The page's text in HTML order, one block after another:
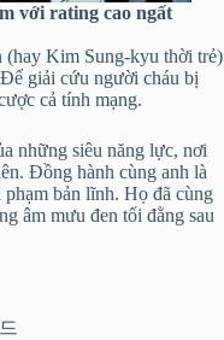
với rating cao ngất
(hay Kim Sung-kyu thời trẻ)
giải cứu người cháu bị
cả tính mạng.
những siêu năng lực, nơi
Đồng hành cùng anh là
bản lĩnh. Họ đã cùng
âm mưu đen tối đằng sau